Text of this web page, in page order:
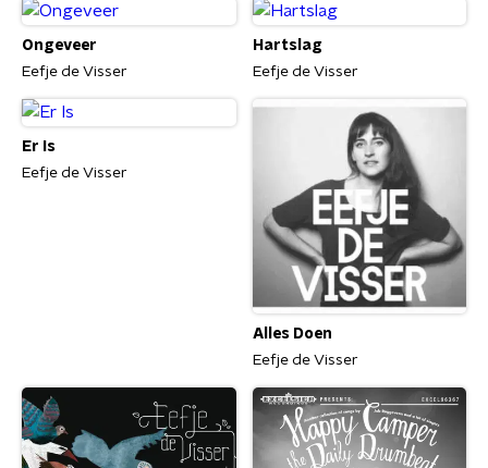
Ongeveer
Eefje de Visser
Hartslag
Eefje de Visser
Er Is
Eefje de Visser
Alles Doen
Eefje de Visser